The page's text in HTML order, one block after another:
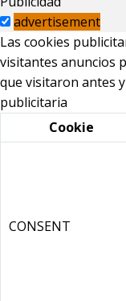
advertisement
Las cookies
visitantes anuncios
que visitaron antes
publicitaria
Cookie
CONSENT